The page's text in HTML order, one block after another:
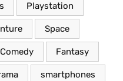
Playstation
Space
Comedy Fantasy
smartphones